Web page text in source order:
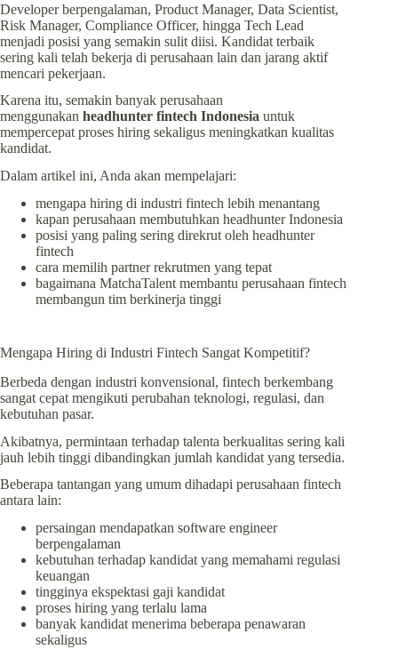
Developer berpengalaman, Product Manager, Data Scientist,
Risk Manager, Compliance Officer, hingga Tech Lead
menjadi posisi yang semakin sulit diisi. Kandidat terbaik
sering kali telah bekerja di perusahaan lain dan jarang aktif
mencari pekerjaan.
Karena itu, semakin banyak perusahaan
menggunakan headhunter fintech Indonesia untuk
mempercepat proses hiring sekaligus meningkatkan kualitas
kandidat.
Dalam artikel ini, Anda akan mempelajari:
mengapa hiring di industri fintech lebih menantang
kapan perusahaan membutuhkan headhunter Indonesia
posisi yang paling sering direkrut oleh headhunter
fintech
cara memilih partner rekrutmen yang tepat
bagaimana MatchaTalent membantu perusahaan fintech
membangun tim berkinerja tinggi
Mengapa Hiring di Industri Fintech Sangat Kompetitif?
Berbeda dengan industri konvensional, fintech berkembang
sangat cepat mengikuti perubahan teknologi, regulasi, dan
kebutuhan pasar.
Akibatnya, permintaan terhadap talenta berkualitas sering kali
jauh lebih tinggi dibandingkan jumlah kandidat yang tersedia.
Beberapa tantangan yang umum dihadapi perusahaan fintech
antara lain:
persaingan mendapatkan software engineer
berpengalaman
kebutuhan terhadap kandidat yang memahami regulasi
keuangan
tingginya ekspektasi gaji kandidat
proses hiring yang terlalu lama
banyak kandidat menerima beberapa penawaran
sekaligus